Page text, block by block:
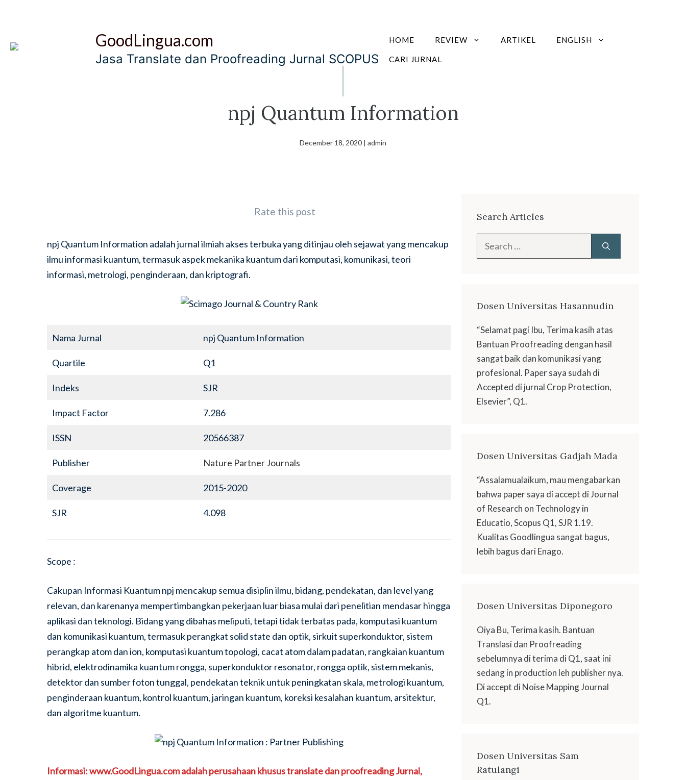
GoodLingua.com
Jasa Translate dan Proofreading Jurnal SCOPUS
HOME REVIEW ARTIKEL ENGLISH
CARI JURNAL
npj Quantum Information
December 18, 2020 | admin
Rate this post
npj Quantum Information adalah jurnal ilmiah akses terbuka yang ditinjau oleh sejawat yang mencakup
ilmu informasi kuantum, termasuk aspek mekanika kuantum dari komputasi, komunikasi, teori
informasi, metrologi, penginderaan, dan kriptografi.
Nama Jurnal npj Quantum Information
Quartile Q1
Indeks SJR
Impact Factor 7.286
ISSN 20566387
Publisher Nature Partner Journals
Coverage 2015-2020
SJR 4.098
Scope :
Cakupan Informasi Kuantum npj mencakup semua disiplin ilmu, bidang, pendekatan, dan level yang
relevan, dan karenanya mempertimbangkan pekerjaan luar biasa mulai dari penelitian mendasar hingga
aplikasi dan teknologi. Bidang yang dibahas meliputi, tetapi tidak terbatas pada, komputasi kuantum
dan komunikasi kuantum, termasuk perangkat solid state dan optik, sirkuit superkonduktor, sistem
perangkap atom dan ion, komputasi kuantum topologi, cacat atom dalam padatan, rangkaian kuantum
hibrid, elektrodinamika kuantum rongga, superkonduktor resonator, rongga optik, sistem mekanis,
detektor dan sumber foton tunggal, pendekatan teknik untuk peningkatan skala, metrologi kuantum,
penginderaan kuantum, kontrol kuantum, jaringan kuantum, koreksi kesalahan kuantum, arsitektur,
dan algoritme kuantum.
Informasi: www.GoodLingua.com adalah perusahaan khusus translate dan proofreading Jurnal,
Search Articles
Dosen Universitas Hasannudin
“Selamat pagi Ibu, Terima kasih atas
Bantuan Proofreading dengan hasil
sangat baik dan komunikasi yang
profesional. Paper saya sudah di
Accepted di jurnal Crop Protection,
Elsevier”, Q1.
Dosen Universitas Gadjah Mada
“Assalamualaikum, mau mengabarkan
bahwa paper saya di accept di Journal
of Research on Technology in
Educatio, Scopus Q1, SJR 1.19.
Kualitas Goodlingua sangat bagus,
lebih bagus dari Enago.
Dosen Universitas Diponegoro
Oiya Bu, Terima kasih. Bantuan
Translasi dan Proofreading
sebelumnya di terima di Q1, saat ini
sedang in production leh publisher nya.
Di accept di Noise Mapping Journal
Q1.
Dosen Universitas Sam
Ratulangi